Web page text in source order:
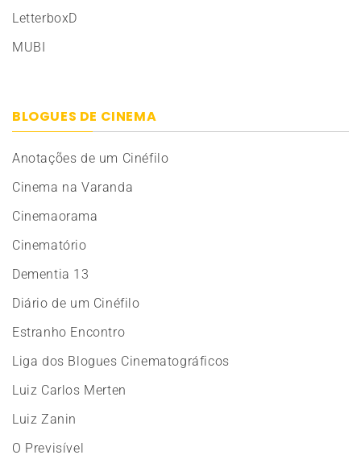
LetterboxD
MUBI
BLOGUES DE CINEMA
Anotações de um Cinéfilo
Cinema na Varanda
Cinemaorama
Cinematório
Dementia 13
Diário de um Cinéfilo
Estranho Encontro
Liga dos Blogues Cinematográficos
Luiz Carlos Merten
Luiz Zanin
O Previsível